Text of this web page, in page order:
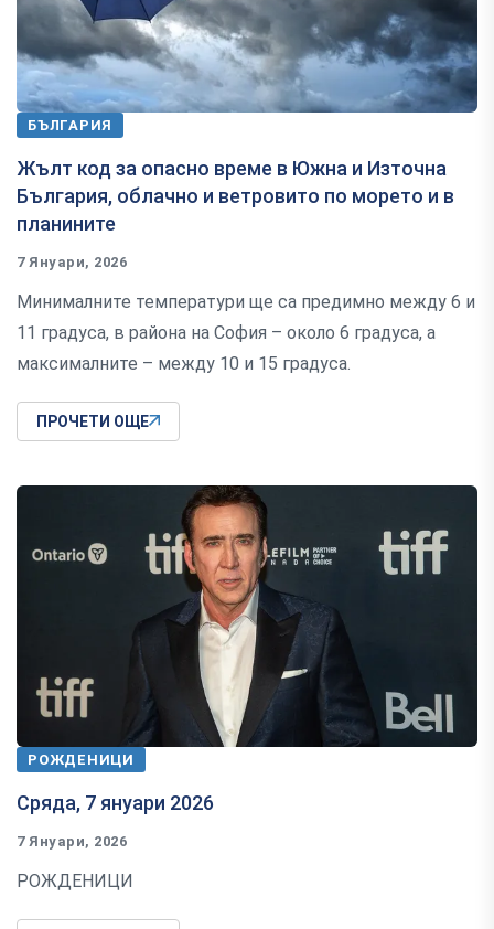
БЪЛГАРИЯ
Жълт код за опасно време в Южна и Източна
България, облачно и ветровито по морето и в
планините
7 Януари, 2026
Минималните температури ще са предимно между 6 и
11 градуса, в района на София – около 6 градуса, а
максималните – между 10 и 15 градуса.
ПРОЧЕТИ ОЩЕ
РОЖДЕНИЦИ
Сряда, 7 януари 2026
7 Януари, 2026
РОЖДЕНИЦИ